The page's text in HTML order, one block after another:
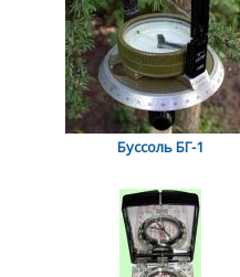
Буссоль БГ-1